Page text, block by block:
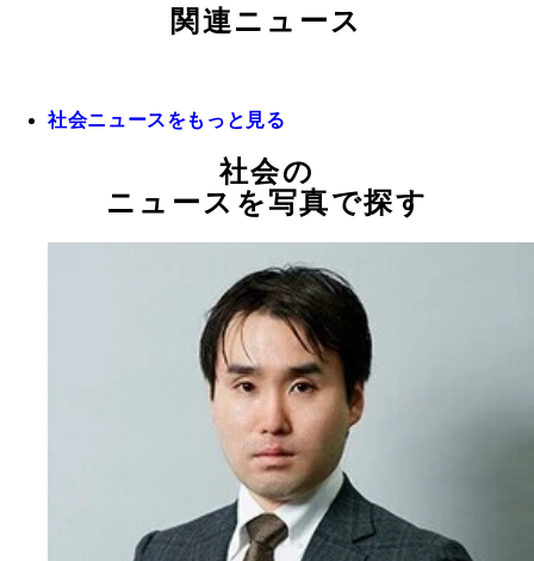
関連ニュース
社会ニュースをもっと見る
社会の
ニュースを写真で探す